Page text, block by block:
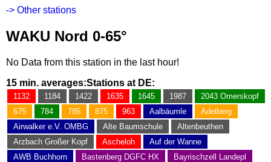
-> Other stations
WAKU Nord 0-65°
No Data from this station in the last hour!
15 min. averages:Stations at DE:
1132 1184 1422 1635 1645 1987
2043 Omerskopf
675
784 785 875 963 Aalbäumle
Adelberg
Airwalker e.V. OMBG
Alte Baumschule
Altenbeuthen
Arzbach Großer Kopf
Ascheloh
Auf der Wanne
AWB Buchhorn
Bastenberg DGFC HX
Bayrischzell Landepl